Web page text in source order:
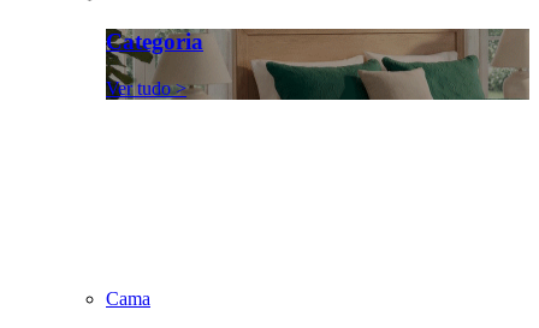
Categoria
Ver tudo >
Cama